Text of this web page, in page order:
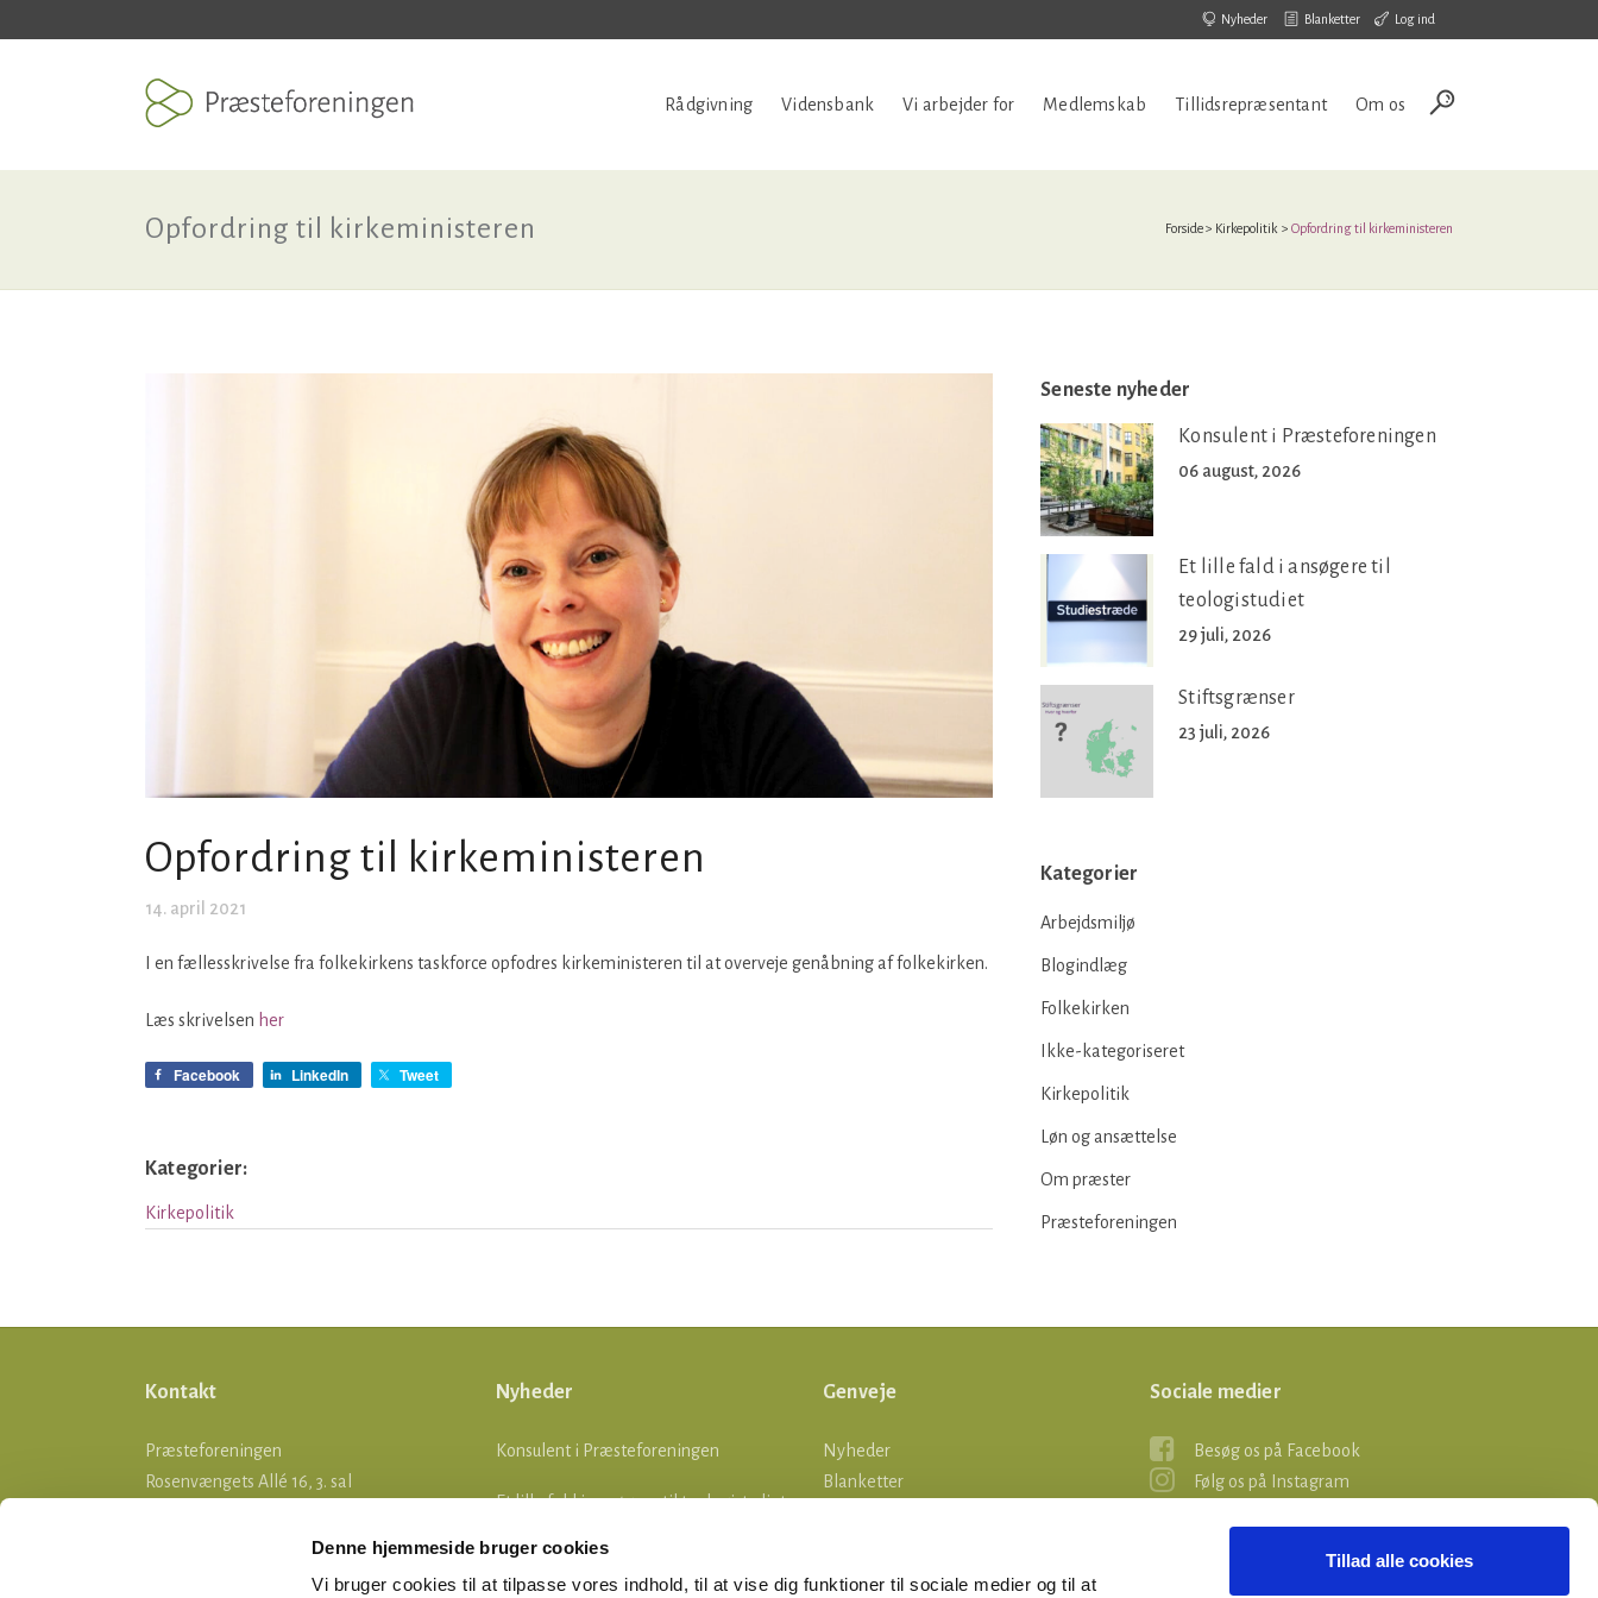
Denne hjemmeside bruger cookies
Vi bruger cookies til at tilpasse vores indhold, til at vise dig funktioner til sociale medier og til at
Tillad alle cookies
Nyheder Blanketter Log ind
Rådgivning Vidensbank Vi arbejder for Medlemskab Tillidsrepræsentant Om os
Opfordring til kirkeministeren Forside> Kirkepolitik > Opfordring til kirkeministeren
Opfordring til kirkeministeren
14. april 2021
I en fællesskrivelse fra folkekirkens taskforce opfodres kirkeministeren til at overveje genåbning af folkekirken.
Læs skrivelsen her
Facebook LinkedIn Tweet
Kategorier:
Kirkepolitik
Seneste nyheder
Konsulent i Præsteforeningen
06 august, 2026
Et lille fald i ansøgere til
teologistudiet
29 juli, 2026
Stiftsgrænser
23 juli, 2026
Kategorier
Arbejdsmiljø
Blogindlæg
Folkekirken
Ikke-kategoriseret
Kirkepolitik
Løn og ansættelse
Om præster
Præsteforeningen
Kontakt
Præsteforeningen
Rosenvængets Allé 16, 3. sal
Nyheder
Konsulent i Præsteforeningen
Et lille fald i ansøgere til teologistudiet
Stiftsgrænser
Genveje
Nyheder
Blanketter
Sociale medier
Besøg os på Facebook
Følg os på Instagram